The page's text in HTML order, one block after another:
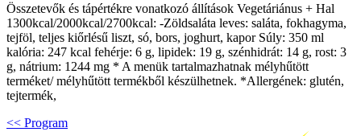
Összetevők és tápértékre vonatkozó állítások Vegetáriánus + Hal
1300kcal/2000kcal/2700kcal: -Zöldsaláta leves: saláta, fokhagyma,
tejföl, teljes kiőrlésű liszt, só, bors, joghurt, kapor Súly: 350 ml
kalória: 247 kcal fehérje: 6 g, lipidek: 19 g, szénhidrát: 14 g, rost: 3
g, nátrium: 1244 mg * A menük tartalmazhatnak mélyhűtött
terméket/ mélyhűtött termékből készülhetnek. *Allergének: glutén,
tejtermék,
<< Program